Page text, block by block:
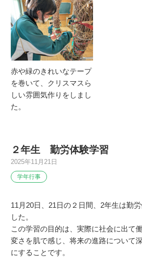
赤や緑のきれいなテープ
を巻いて、クリスマスら
しい雰囲気作りをしまし
た。
２年生 勤労体験学習
2025年11月21日
学年行事
11月20日、21日の２日間、2年生は勤
した。
この学習の目的は、実際に社会に出て
変さを肌で感じ、将来の進路について
にすることです。